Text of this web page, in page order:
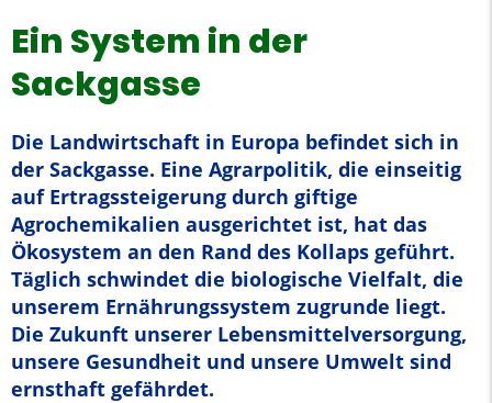
Ein System in der
Sackgasse
Die Landwirtschaft in Europa befindet sich in
der Sackgasse. Eine Agrarpolitik, die einseitig
auf Ertragssteigerung durch giftige
Agrochemikalien ausgerichtet ist, hat das
Ökosystem an den Rand des Kollaps geführt.
Täglich schwindet die biologische Vielfalt, die
unserem Ernährungssystem zugrunde liegt.
Die Zukunft unserer Lebensmittelversorgung,
unsere Gesundheit und unsere Umwelt sind
ernsthaft gefährdet.